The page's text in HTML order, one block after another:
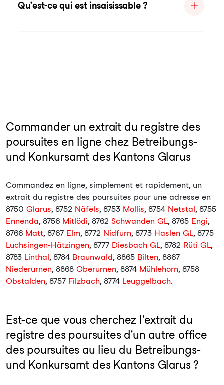
Qu'est-ce qui est insaisissable ?
Commander un extrait du registre des
poursuites en ligne chez Betreibungs-
und Konkursamt des Kantons Glarus
Commandez en ligne, simplement et rapidement, un
extrait du registre des poursuites pour une adresse en
8750 Glarus, 8752 Näfels, 8753 Mollis, 8754 Netstal, 8755
Ennenda, 8756 Mitlödi, 8762 Schwanden GL, 8765 Engi,
8766 Matt, 8767 Elm, 8772 Nidfurn, 8773 Haslen GL, 8775
Luchsingen-Hätzingen, 8777 Diesbach GL, 8782 Rüti GL,
8783 Linthal, 8784 Braunwald, 8865 Bilten, 8867
Niederurnen, 8868 Oberurnen, 8874 Mühlehorn, 8758
Obstalden, 8757 Filzbach, 8774 Leuggelbach.
Est-ce que vous cherchez l'extrait du
registre des poursuites d'un autre office
des poursuites au lieu du Betreibungs-
und Konkursamt des Kantons Glarus ?